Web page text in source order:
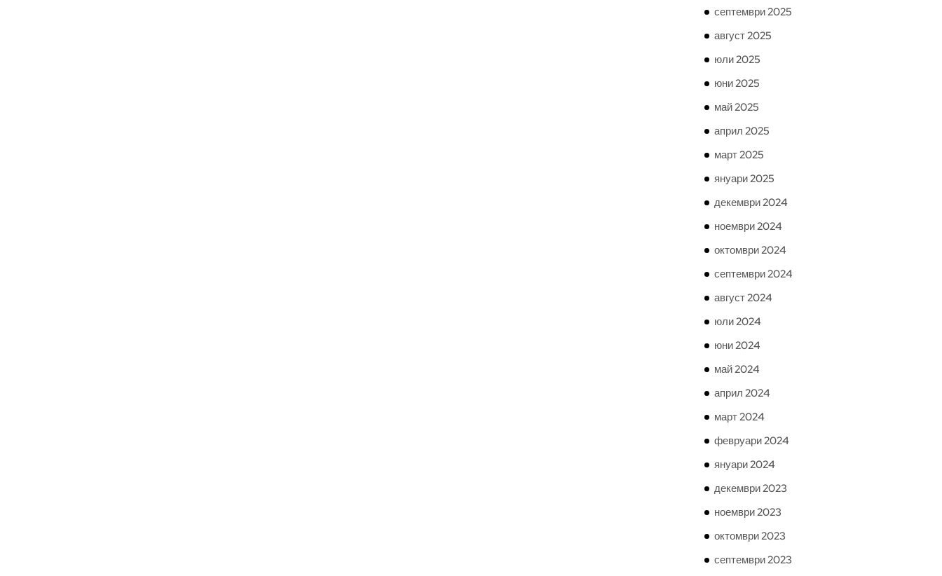
септември 2025
август 2025
юли 2025
юни 2025
май 2025
април 2025
март 2025
януари 2025
декември 2024
ноември 2024
октомври 2024
септември 2024
август 2024
юли 2024
юни 2024
май 2024
април 2024
март 2024
февруари 2024
януари 2024
декември 2023
ноември 2023
октомври 2023
септември 2023